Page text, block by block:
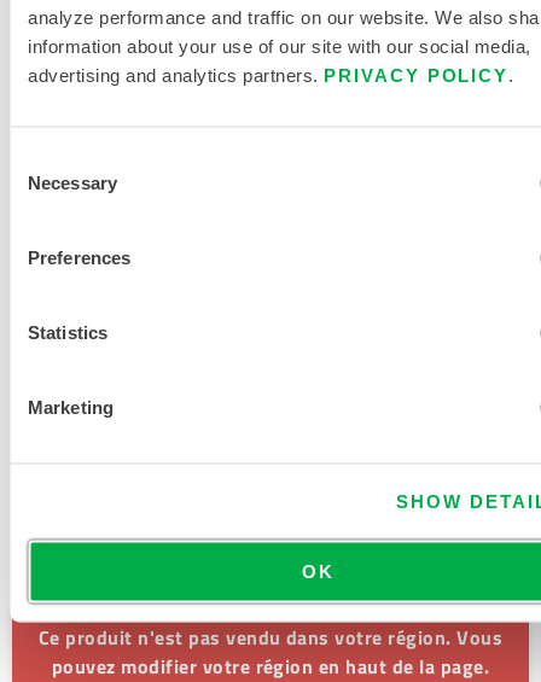
analyze performance and traffic on our website. We also
information about your use of our site with our social media,
advertising and analytics partners. PRIVACY POLICY
Selection
Necessary
Preferences
Statistics
Marketing
SHOW
OK
TABLEAU DES TAILLES DES
AMERIQUE DU SUD, EUROPE, INDE, OCEANIE, AFRIQUE,
MOYEN-ORIENT, ANTARCTIQUE, RUSSIE.
Ce produit n'est pas vendu dans votre région. Vous
pouvez modifier votre région en haut de la page.